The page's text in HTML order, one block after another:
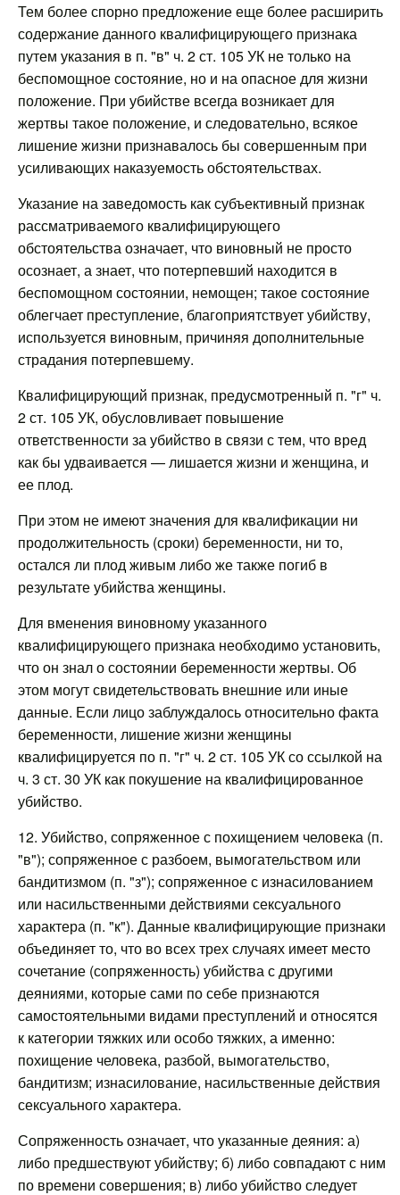
Тем более спорно предложение еще более расширить
содержание данного квалифицирующего признака
путем указания в п. "в" ч. 2 ст. 105 УК не только на
беспомощное состояние, но и на опасное для жизни
положение. При убийстве всегда возникает для
жертвы такое положение, и следовательно, всякое
лишение жизни признавалось бы совершенным при
усиливающих наказуемость обстоятельствах.
Указание на заведомость как субъективный признак
рассматриваемого квалифицирующего
обстоятельства означает, что виновный не просто
осознает, а знает, что потерпевший находится в
беспомощном состоянии, немощен; такое состояние
облегчает преступление, благоприятствует убийству,
используется виновным, причиняя дополнительные
страдания потерпевшему.
Квалифицирующий признак, предусмотренный п. "г" ч.
2 ст. 105 УК, обусловливает повышение
ответственности за убийство в связи с тем, что вред
как бы удваивается — лишается жизни и женщина, и
ее плод.
При этом не имеют значения для квалификации ни
продолжительность (сроки) беременности, ни то,
остался ли плод живым либо же также погиб в
результате убийства женщины.
Для вменения виновному указанного
квалифицирующего признака необходимо установить,
что он знал о состоянии беременности жертвы. Об
этом могут свидетельствовать внешние или иные
данные. Если лицо заблуждалось относительно факта
беременности, лишение жизни женщины
квалифицируется по п. "г" ч. 2 ст. 105 УК со ссылкой на
ч. 3 ст. 30 УК как покушение на квалифицированное
убийство.
12. Убийство, сопряженное с похищением человека (п.
"в"); сопряженное с разбоем, вымогательством или
бандитизмом (п. "з"); сопряженное с изнасилованием
или насильственными действиями сексуального
характера (п. "к"). Данные квалифицирующие признаки
объединяет то, что во всех трех случаях имеет место
сочетание (сопряженность) убийства с другими
деяниями, которые сами по себе признаются
самостоятельными видами преступлений и относятся
к категории тяжких или особо тяжких, а именно:
похищение человека, разбой, вымогательство,
бандитизм; изнасилование, насильственные действия
сексуального характера.
Сопряженность означает, что указанные деяния: а)
либо предшествуют убийству; б) либо совпадают с ним
по времени совершения; в) либо убийство следует